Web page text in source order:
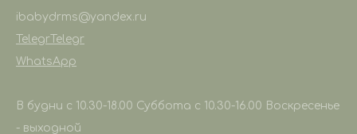
ibabydrms@yandex.ru
Telegr Telegr
WhatsApp
В будни с 10.30-18.00 Суббота с 10.30-16.00 Воскресенье
- выходной